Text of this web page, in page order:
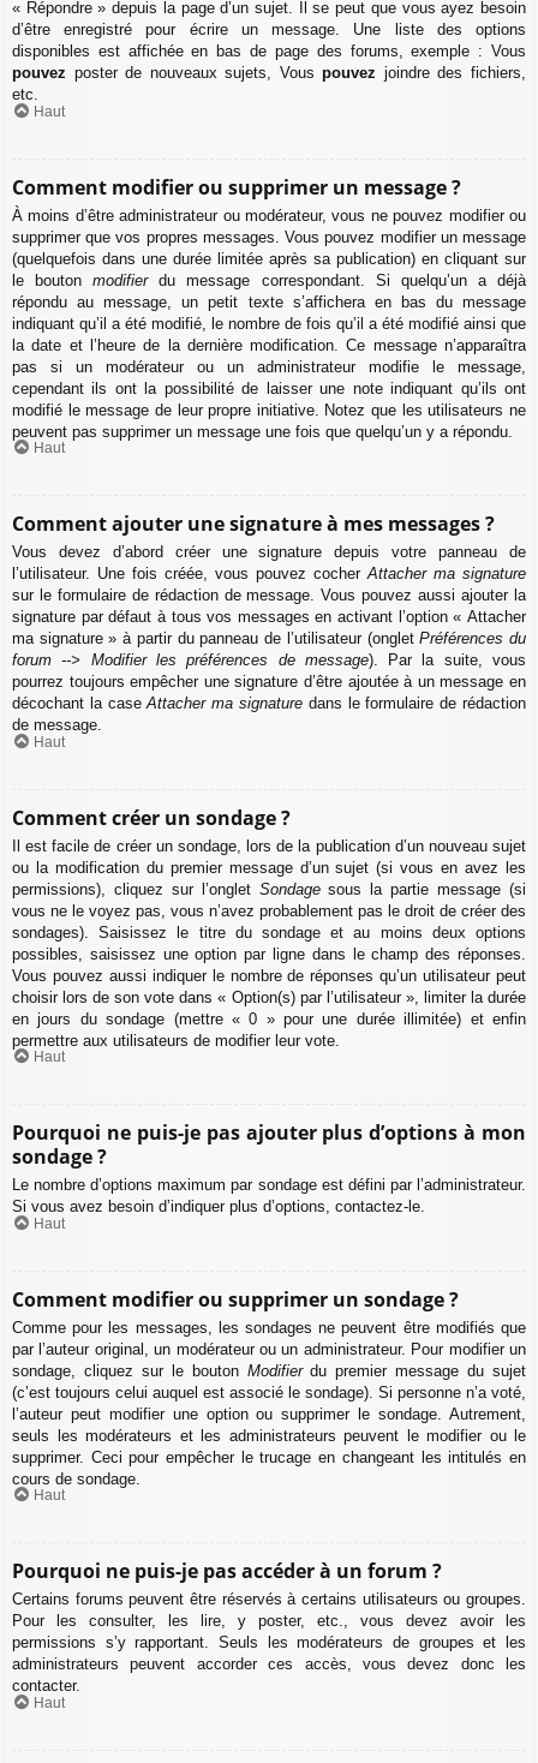
« Répondre » depuis la page d’un sujet. Il se peut que vous ayez besoin
d’être enregistré pour écrire un message. Une liste des options
disponibles est affichée en bas de page des forums, exemple : Vous
pouvez poster de nouveaux sujets, Vouspouvez joindre des fichiers,
etc.
Haut
Comment modifier ou supprimer un message ?
À moins d’être administrateur ou modérateur, vous ne pouvez modifier ou
supprimer que vos propres messages. Vous pouvez modifier un message
(quelquefois dans une durée limitée après sa publication) en cliquant sur
le boutonmodifierdu message correspondant. Si quelqu’un a déjà
répondu au message, un petit texte s’affichera en bas du message
indiquant qu’il a été modifié, le nombre de fois qu’il a été modifié ainsi que
la date et l’heure de la dernière modification. Ce message n’apparaîtra
pas si un modérateur ou un administrateur modifie le message,
cependant ils ont la possibilité de laisser une note indiquant qu’ils ont
modifié le message de leur propre initiative. Notez que les utilisateurs ne
peuvent pas supprimer un message une fois que quelqu’un y a répondu.
Haut
Comment ajouter une signature à mes messages ?
Vous devez d’abord créer une signature depuis votre panneau de
l’utilisateur. Une fois créée, vous pouvez cocherAttacher ma signature
sur le formulaire de rédaction de message. Vous pouvez aussi ajouter la
signature par défaut à tous vos messages en activant l’option « Attacher
ma signature » à partir du panneau de l’utilisateur (ongletPréférences du
forum --> Modifier les préférences de message). Par la suite, vous
pourrez toujours empêcher une signature d’être ajoutée à un message en
décochant la caseAttacher ma signature dans le formulaire de rédaction
de message.
Haut
Comment créer un sondage ?
Il est facile de créer un sondage, lors de la publication d’un nouveau sujet
ou la modification du premier message d’un sujet (si vous en avez les
permissions), cliquez sur l’onglet Sondagesous la partie message (si
vous ne le voyez pas, vous n’avez probablement pas le droit de créer des
sondages). Saisissez le titre du sondage et au moins deux options
possibles, saisissez une option par ligne dans le champ des réponses.
Vous pouvez aussi indiquer le nombre de réponses qu’un utilisateur peut
choisir lors de son vote dans « Option(s) par l’utilisateur », limiter la durée
en jours du sondage (mettre « 0 » pour une durée illimitée) et enfin
permettre aux utilisateurs de modifier leur vote.
Haut
Pourquoi ne puis-je pas ajouter plus d’options à mon
sondage ?
Le nombre d’options maximum par sondage est défini par l’administrateur.
Si vous avez besoin d’indiquer plus d’options, contactez-le.
Haut
Comment modifier ou supprimer un sondage ?
Comme pour les messages, les sondages ne peuvent être modifiés que
par l’auteur original, un modérateur ou un administrateur. Pour modifier un
sondage, cliquez sur le bouton Modifierdu premier message du sujet
(c’est toujours celui auquel est associé le sondage). Si personne n’a voté,
l’auteur peut modifier une option ou supprimer le sondage. Autrement,
seuls les modérateurs et les administrateurs peuvent le modifier ou le
supprimer. Ceci pour empêcher le trucage en changeant les intitulés en
cours de sondage.
Haut
Pourquoi ne puis-je pas accéder à un forum ?
Certains forums peuvent être réservés à certains utilisateurs ou groupes.
Pour les consulter, les lire, y poster, etc., vous devez avoir les
permissions s’y rapportant. Seuls les modérateurs de groupes et les
administrateurs peuvent accorder ces accès, vous devez donc les
contacter.
Haut